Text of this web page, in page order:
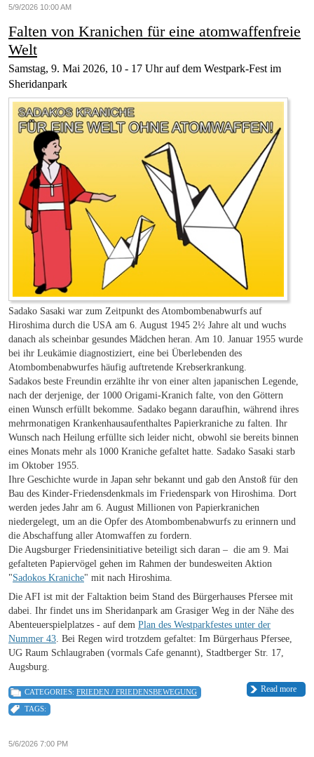
5/9/2026 10:00 AM
Falten von Kranichen für eine atomwaffenfreie
Welt
Samstag, 9. Mai 2026, 10 - 17 Uhr auf dem Westpark-Fest im
Sheridanpark
Sadako Sasaki war zum Zeitpunkt des Atombombenabwurfs auf
Hiroshima durch die USA am 6. August 1945 2½ Jahre alt und wuchs
danach als scheinbar gesundes Mädchen heran. Am 10. Januar 1955 wurde
bei ihr Leukämie diagnostiziert, eine bei Überlebenden des
Atombombenabwurfes häufig auftretende Krebserkrankung.
Sadakos beste Freundin erzählte ihr von einer alten japanischen Legende,
nach der derjenige, der 1000 Origami-Kranich falte, von den Göttern
einen Wunsch erfüllt bekomme. Sadako begann daraufhin, während ihres
mehrmonatigen Krankenhausaufenthaltes Papierkraniche zu falten. Ihr
Wunsch nach Heilung erfüllte sich leider nicht, obwohl sie bereits binnen
eines Monats mehr als 1000 Kraniche gefaltet hatte. Sadako Sasaki starb
im Oktober 1955.
Ihre Geschichte wurde in Japan sehr bekannt und gab den Anstoß für den
Bau des Kinder-Friedensdenkmals im Friedenspark von Hiroshima. Dort
werden jedes Jahr am 6. August Millionen von Papierkranichen
niedergelegt, um an die Opfer des Atombombenabwurfs zu erinnern und
die Abschaffung aller Atomwaffen zu fordern.
Die Augsburger Friedensinitiative beteiligt sich daran – die am 9. Mai
gefalteten Papiervögel gehen im Rahmen der bundesweiten Aktion
"Sadokos Kraniche" mit nach Hiroshima.
Die AFI ist mit der Faltaktion beim Stand des Bürgerhauses Pfersee mit
dabei. Ihr findet uns im Sheridanpark am Grasiger Weg in der Nähe des
Abenteuerspielplatzes - auf dem Plan des Westparkfestes unter der
Nummer 43. Bei Regen wird trotzdem gefaltet: Im Bürgerhaus Pfersee,
UG Raum Schlaugraben (vormals Cafe genannt), Stadtberger Str. 17,
Augsburg.
Read more
CATEGORIES: FRIEDEN / FRIEDENSBEWEGUNG
TAGS:
5/6/2026 7:00 PM